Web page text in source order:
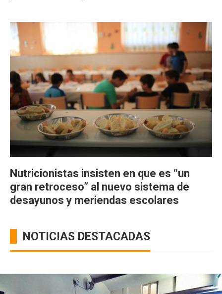
Nutricionistas insisten en que es “un
gran retroceso” al nuevo sistema de
desayunos y meriendas escolares
NOTICIAS DESTACADAS